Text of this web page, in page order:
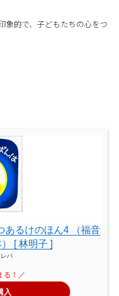
象的で、子どもたちの心をつ
あるけのほん4 （福音
[ 林明子 ]
バ
入